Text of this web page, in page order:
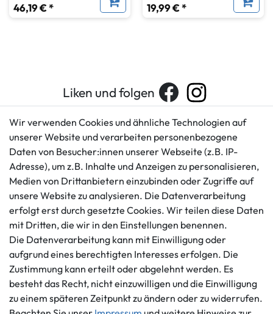
46,19 € * 19,99 € *
Liken und folgen
Kundenservice
+49 421 596586
Mo. - Fr. 9 - 16 Uhr
info@gameworld.de
Kontaktformular
Rechtliches
AGB
Impressum
Datenschutzerklärung
Barrierefreiheitserklärung
Widerrufs­recht
Vertrag widerrufen
Informationen
Ankauf
Über uns
Zahlungsmöglichkeiten
Wir verwenden Cookies und ähnliche Technologien auf
unserer Website und verarbeiten personenbezogene
Daten von Besucher:innen unserer Webseite (z.B. IP-
Adresse), um z.B. Inhalte und Anzeigen zu personalisieren,
Medien von Drittanbietern einzubinden oder Zugriffe auf
unsere Website zu analysieren. Die Datenverarbeitung
erfolgt erst durch gesetzte Cookies. Wir teilen diese Daten
mit Dritten, die wir in den Einstellungen benennen.
Die Datenverarbeitung kann mit Einwilligung oder
aufgrund eines berechtigten Interesses erfolgen. Die
Zustimmung kann erteilt oder abgelehnt werden. Es
besteht das Recht, nicht einzuwilligen und die Einwilligung
zu einem späteren Zeitpunkt zu ändern oder zu widerrufen.